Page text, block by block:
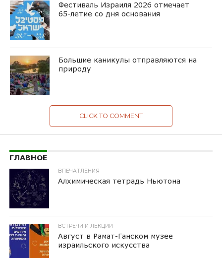
Фестиваль Израиля 2026 отмечает
65-летие со дня основания
Большие каникулы отправляются на
природу
CLICK TO COMMENT
ГЛАВНОЕ
ВПЕЧАТЛЕНИЯ
Алхимическая тетрадь Ньютона
ВСТРЕЧИ И ЛЕКЦИИ
Август в Рамат-Ганском музее
израильского искусства